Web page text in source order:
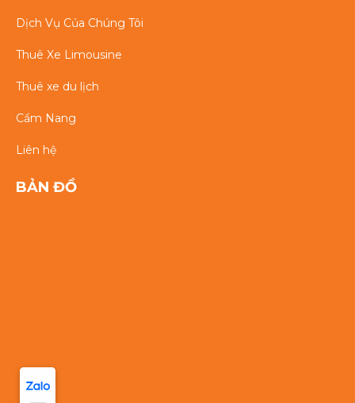
Dịch Vụ Của Chúng Tôi
Thuê Xe Limousine
Thuê xe du lịch
Cẩm Nang
Liên hệ
BẢN ĐỒ